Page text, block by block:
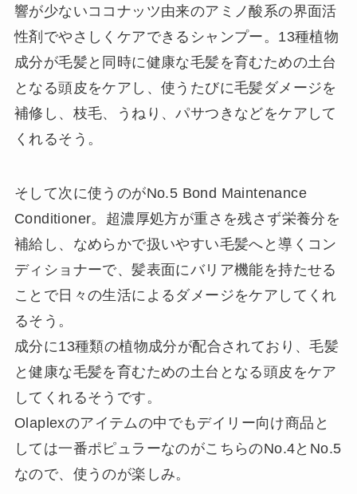
響が少ないココナッツ由来のアミノ酸系の界面活
性剤でやさしくケアできるシャンプー。13種植物
成分が毛髪と同時に健康な毛髪を育むための土台
となる頭皮をケアし、使うたびに毛髪ダメージを
補修し、枝毛、うねり、パサつきなどをケアして
くれるそう。
そして次に使うのがNo.5 Bond Maintenance
Conditioner。超濃厚処方が重さを残さず栄養分を
補給し、なめらかで扱いやすい毛髪へと導くコン
ディショナーで、髪表面にバリア機能を持たせる
ことで日々の生活によるダメージをケアしてくれ
るそう。
成分に13種類の植物成分が配合されており、毛髪
と健康な毛髪を育むための土台となる頭皮をケア
してくれるそうです。
Olaplexのアイテムの中でもデイリー向け商品と
しては一番ポピュラーなのがこちらのNo.4とNo.5
なので、使うのが楽しみ。